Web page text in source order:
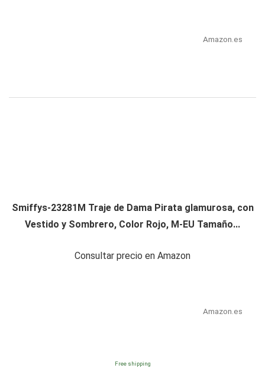
Amazon.es
Smiffys-23281M Traje de Dama Pirata glamurosa, con
Vestido y Sombrero, Color Rojo, M-EU Tamaño...
Consultar precio en Amazon
Amazon.es
Free shipping